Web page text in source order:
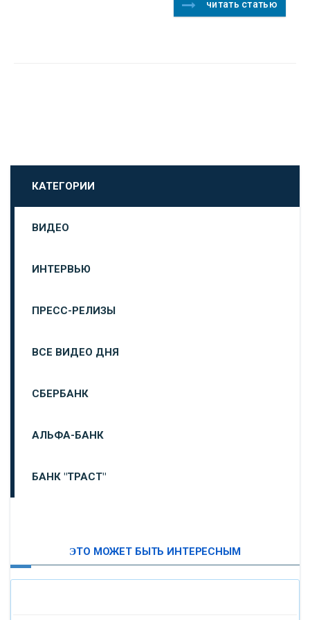
читать статью
КАТЕГОРИИ
ВИДЕО
ИНТЕРВЬЮ
ПРЕСС-РЕЛИЗЫ
ВСЕ ВИДЕО ДНЯ
СБЕРБАНК
АЛЬФА-БАНК
БАНК "ТРАСТ"
ЭТО МОЖЕТ БЫТЬ ИНТЕРЕСНЫМ